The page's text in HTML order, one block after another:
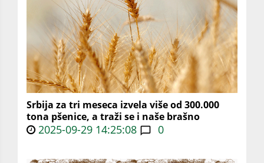
Srbija za tri meseca izvela više od 300.000
tona pšenice, a traži se i naše brašno
2025-09-29 14:25:08 0